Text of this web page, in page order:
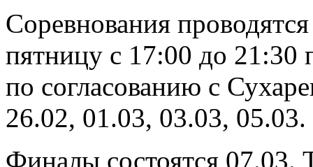
Соревнования
пятницу с 17:00 до 21:30
по согласованию с
26.02, 01.03, 03.03, 05.03.
Финалы состоятся 07.03.